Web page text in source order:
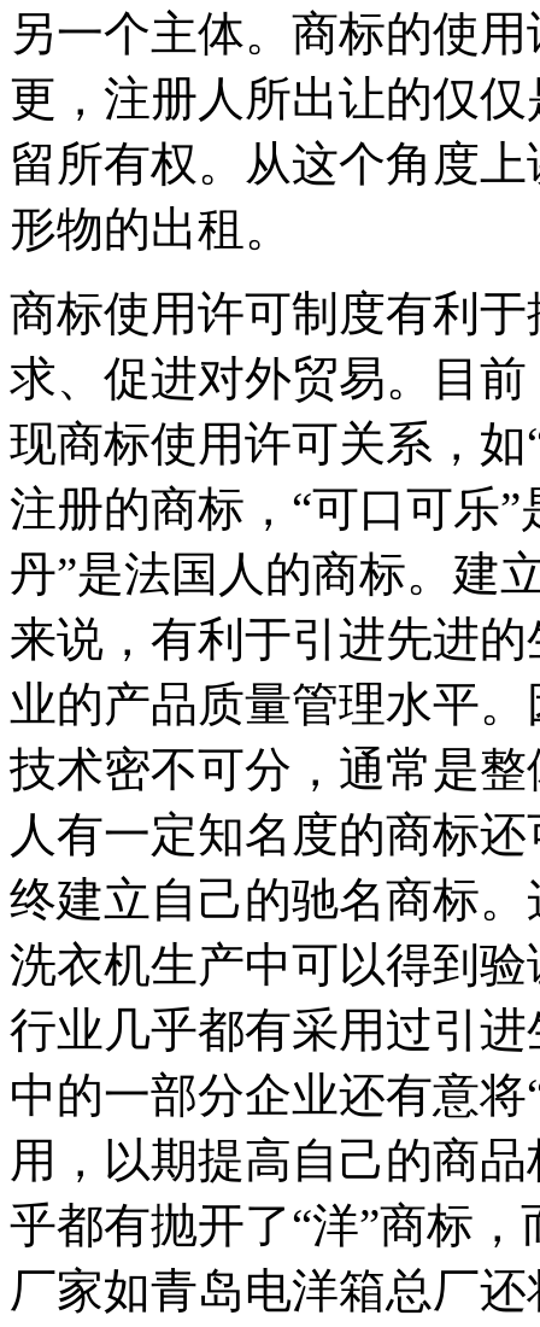
另一个主体。商标的使
更，注册人所出让的仅
留所有权。从这个角度
形物的出租。
商标使用许可制度有利
求、促进对外贸易。目
现商标使用许可关系，
注册的商标，“可口可乐
丹”是法国人的商标。建
来说，有利于引进先进
业的产品质量管理水平
技术密不可分，通常是
人有一定知名度的商标
终建立自己的驰名商标
洗衣机生产中可以得到
行业几乎都有采用过引
中的一部分企业还有意
用，以期提高自己的商
乎都有抛开了“洋”商标
厂家如青岛电洋箱总厂